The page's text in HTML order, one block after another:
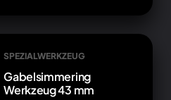
SPEZIALWERKZEUG
Gabelsimmering
Werkzeug 43 mm